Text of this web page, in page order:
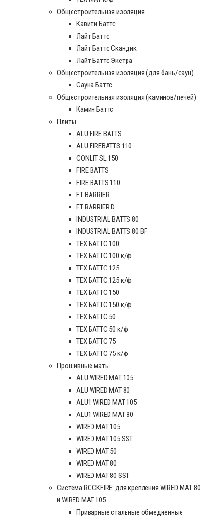
Общестроительная изоляция
Кавити Баттс
Лайт Баттс
Лайт Баттс Скандик
Лайт Баттс Экстра
Общестроительная изоляция (для бань/саун)
Сауна Баттс
Общестроительная изоляция (каминов/печей)
Камин Баттс
Плиты
ALU FIRE BATTS
ALU FIREBATTS 110
CONLIT SL 150
FIRE BATTS
FIRE BATTS 110
FT BARRIER
FT BARRIER D
INDUSTRIAL BATTS 80
INDUSTRIAL BATTS 80 BF
ТЕХ БАТТС 100
ТЕХ БАТТС 100 к/ф
ТЕХ БАТТС 125
ТЕХ БАТТС 125 к/ф
ТЕХ БАТТС 150
ТЕХ БАТТС 150 к/ф
ТЕХ БАТТС 50
ТЕХ БАТТС 50 к/ф
ТЕХ БАТТС 75
ТЕХ БАТТС 75 к/ф
Прошивные маты
ALU WIRED MAT 105
ALU WIRED MAT 80
ALU1 WIRED MAT 105
ALU1 WIRED MAT 80
WIRED MAT 105
WIRED MAT 105 SST
WIRED MAT 50
WIRED MAT 80
WIRED MAT 80 SST
Система ROCKFIRE: для крепления WIRED MAT 80
и WIRED MAT 105
Приварные стальные обмедненные